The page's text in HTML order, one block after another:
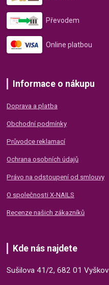
Převodem
Online platbou
Informace o nákupu
Doprava a platba
Obchodní podmínky
Průvodce reklamací
Ochrana osobních údajů
Právo na odstoupení od smlouvy
O společnosti X-NAILS
Recenze našich zákazníků
Kde nás najdete
Sušilova 41/2, 682 01 Vyškov